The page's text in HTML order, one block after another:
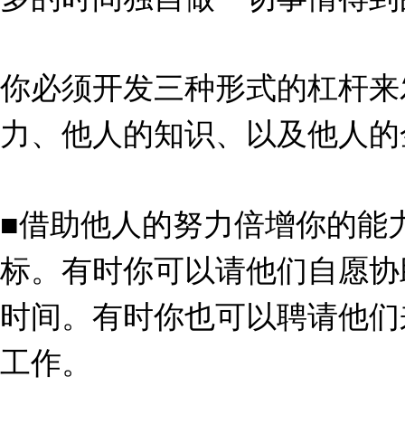
你必须开发三种形式的杠杆
力、他人的知识、以及他人
■借助他人的努力倍增你的
标。有时你可以请他们自愿
时间。有时你也可以聘请他
工作。